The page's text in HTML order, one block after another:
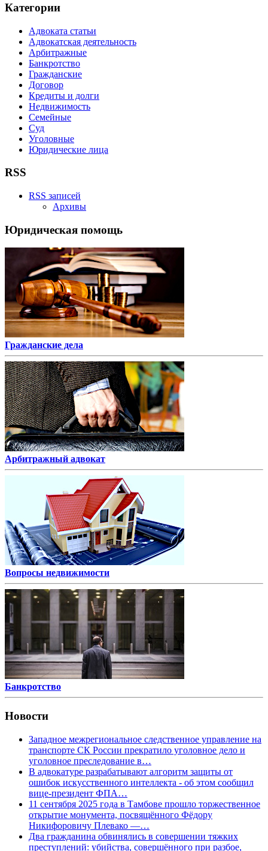
Категории
Адвоката статьи
Адвокатская деятельность
Арбитражные
Банкротство
Гражданские
Договор
Кредиты и долги
Недвижимость
Семейные
Суд
Уголовные
Юридические лица
RSS
RSS записей
Архивы
Юридическая помощь
Гражданские дела
Арбитражный адвокат
Вопросы недвижимости
Банкротство
Новости
Западное межрегиональное следственное управление на
транспорте СК России прекратило уголовное дело и
уголовное преследование в…
В адвокатуре разрабатывают алгоритм защиты от
ошибок искусственного интеллекта - об этом сообщил
вице-президент ФПА…
11 сентября 2025 года в Тамбове прошло торжественное
открытие монумента, посвящённого Фёдору
Никифоровичу Плевако —…
Два гражданина обвинялись в совершении тяжких
преступлений: убийства, совершённого при разбое,